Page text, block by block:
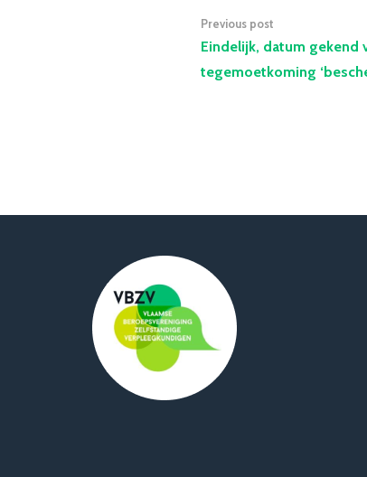
Previous post
Eindelijk, datum gekend
tegemoetkoming